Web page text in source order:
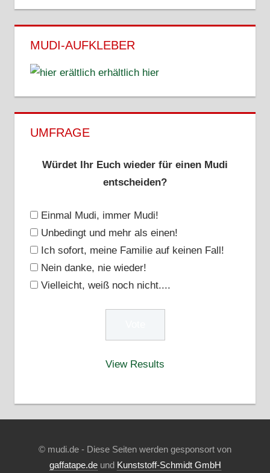
MUDI-AUFKLEBER
erhältlich hier
UMFRAGE
Würdet Ihr Euch wieder für einen Mudi
entscheiden?
Einmal Mudi, immer Mudi!
Unbedingt und mehr als einen!
Ich sofort, meine Familie auf keinen Fall!
Nein danke, nie wieder!
Vielleicht, weiß noch nicht....
View Results
© mudi.de - Diese Seiten werden gesponsort von
gaffatape.deund Kunststoff-Schmidt GmbH